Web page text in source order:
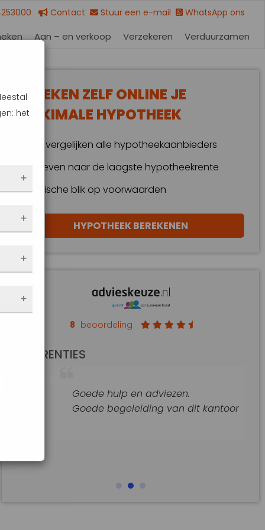
Contact Stuur een e-mail WhatsApp ons
Aan – en verkoop Verzekeren Verduurzamen
BEREKEN ZELF ONLINE JE
MAXIMALE HYPOTHEEK
Wij vergelijken alle hypotheekaanbieders
Streven naar de laagste hypotheekrente
Kritische blik op voorwaarden
HYPOTHEEK BEREKENEN
8 beoordeling
REFERENTIES
Goede hulp en adviezen.
Goede begeleiding van dit kantoor
het
op